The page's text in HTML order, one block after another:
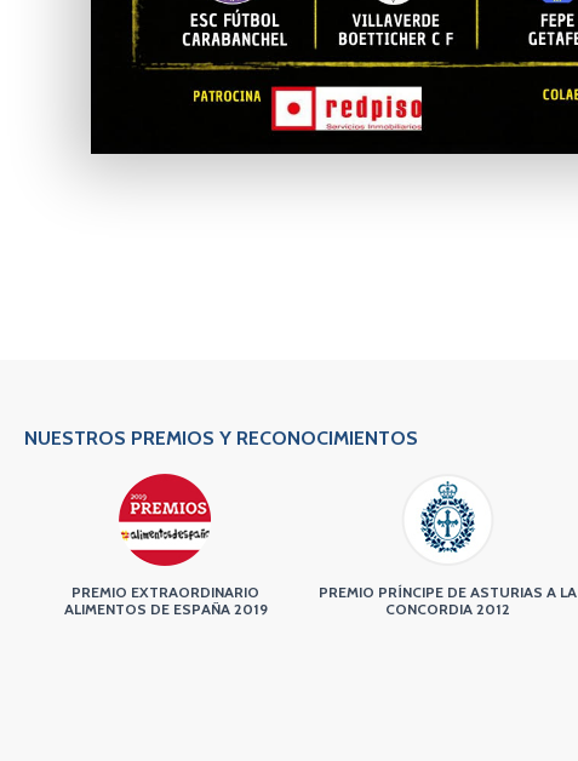
NUESTROS PREMIOS Y RECONOCIMIENTOS
PREMIO EXTRAORDINARIO
ALIMENTOS DE ESPAÑA 2019
PREMIO PRÍNCIPE DE ASTURIAS A LA
CONCORDIA 2012